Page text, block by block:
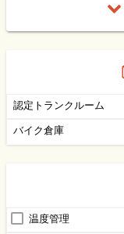
認定トランクルーム
バイク倉庫
温度管理